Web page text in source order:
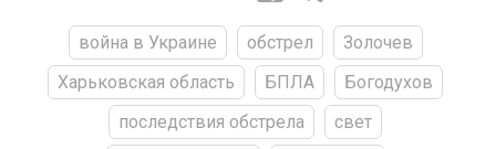
война в Украине обстрел
Золочев
Харьковская область
БПЛА
Богодухов
последствия обстрела
свет